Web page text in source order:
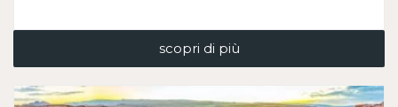
scopri di più